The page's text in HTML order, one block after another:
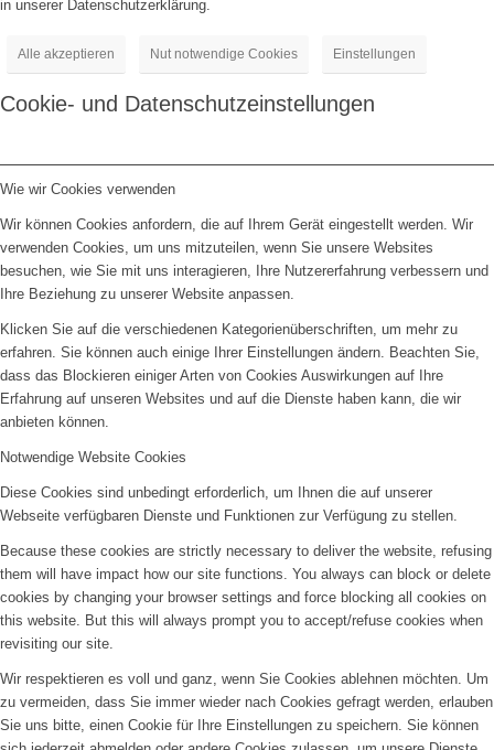
in unserer Datenschutzerklärung.
Alle akzeptieren Nut notwendige Cookies Einstellungen
Cookie- und Datenschutzeinstellungen
Wie wir Cookies verwenden
Wir können Cookies anfordern, die auf Ihrem Gerät eingestellt werden. Wir
verwenden Cookies, um uns mitzuteilen, wenn Sie unsere Websites
besuchen, wie Sie mit uns interagieren, Ihre Nutzererfahrung verbessern und
Ihre Beziehung zu unserer Website anpassen.
Klicken Sie auf die verschiedenen Kategorienüberschriften, um mehr zu
erfahren. Sie können auch einige Ihrer Einstellungen ändern. Beachten Sie,
dass das Blockieren einiger Arten von Cookies Auswirkungen auf Ihre
Erfahrung auf unseren Websites und auf die Dienste haben kann, die wir
anbieten können.
Notwendige Website Cookies
Diese Cookies sind unbedingt erforderlich, um Ihnen die auf unserer
Webseite verfügbaren Dienste und Funktionen zur Verfügung zu stellen.
Because these cookies are strictly necessary to deliver the website, refusing
them will have impact how our site functions. You always can block or delete
cookies by changing your browser settings and force blocking all cookies on
this website. But this will always prompt you to accept/refuse cookies when
revisiting our site.
Wir respektieren es voll und ganz, wenn Sie Cookies ablehnen möchten. Um
zu vermeiden, dass Sie immer wieder nach Cookies gefragt werden, erlauben
Sie uns bitte, einen Cookie für Ihre Einstellungen zu speichern. Sie können